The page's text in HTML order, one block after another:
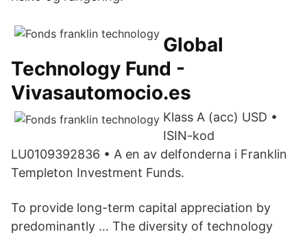
Global
Technology Fund -
Vivasautomocio.es
Klass A (acc) USD •
ISIN-kod
LU0109392836 • A en av delfonderna i Franklin
Templeton Investment Funds.
To provide long-term capital appreciation by
predominantly … The diversity of technology